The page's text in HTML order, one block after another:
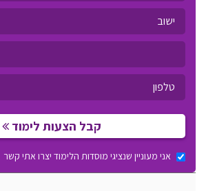
קבל הצעות לימוד
אני מעוניין שנציגי מוסדות הלימוד יצרו אתי קשר